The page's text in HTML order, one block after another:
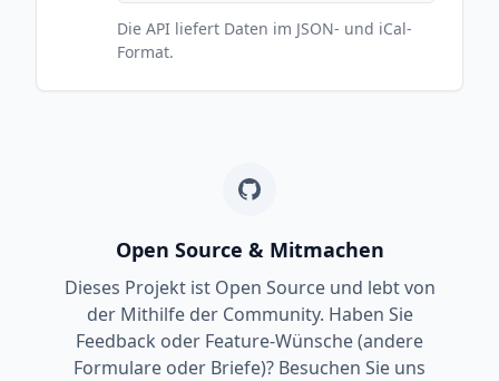
Die API liefert Daten im JSON- und iCal-
Format.
Open Source & Mitmachen
Dieses Projekt ist Open Source und lebt von
der Mithilfe der Community. Haben Sie
Feedback oder Feature-Wünsche (andere
Formulare oder Briefe)? Besuchen Sie uns